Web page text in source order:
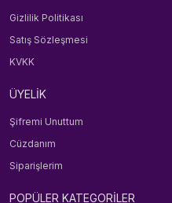
Gizlilik Politikası
Satış Sözleşmesi
KVKK
ÜYELİK
Şifremi Unuttum
Cüzdanım
Siparişlerim
POPÜLER KATEGORİLER